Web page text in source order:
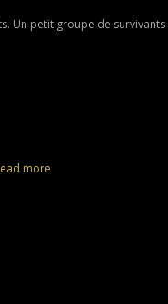
Un petit groupe de survivants
more